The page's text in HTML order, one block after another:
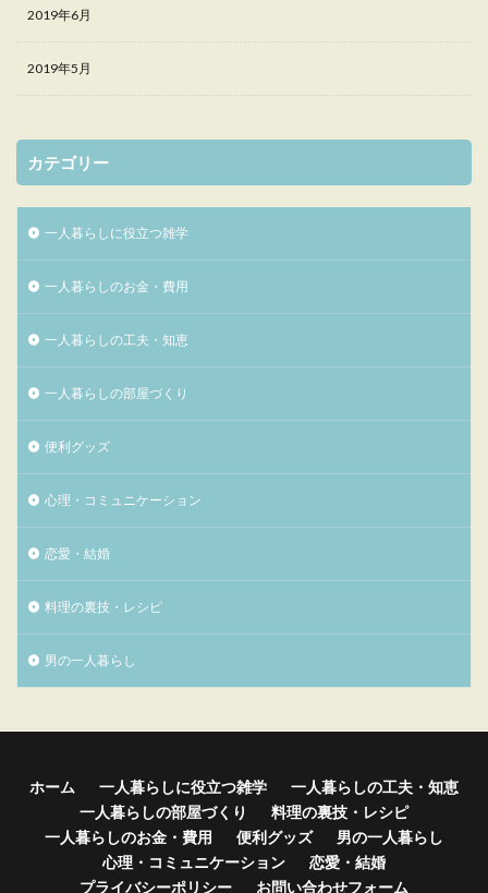
2019年6月
2019年5月
カテゴリー
一人暮らしに役立つ雑学
一人暮らしのお金・費用
一人暮らしの工夫・知恵
一人暮らしの部屋づくり
便利グッズ
心理・コミュニケーション
恋愛・結婚
料理の裏技・レシピ
男の一人暮らし
ホーム 一人暮らしに役立つ雑学
一人暮らしの工夫・知恵
一人暮らしの部屋づくり
料理の裏技・レシピ
一人暮らしのお金・費用
便利グッズ
男の一人暮らし
心理・コミュニケーション
恋愛・結婚
プライバシーポリシー
お問い合わせフォーム